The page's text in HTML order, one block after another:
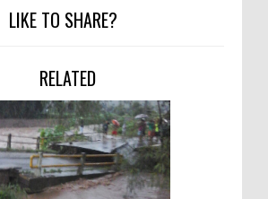
Warga Dena Hadapi Krisis Air
Diamankan Bersama 23 Poket
Sabu Siap Edar
SIGAPUAN dan Ikhtiar Kota Bima
LIKE TO SHARE?
RELATED